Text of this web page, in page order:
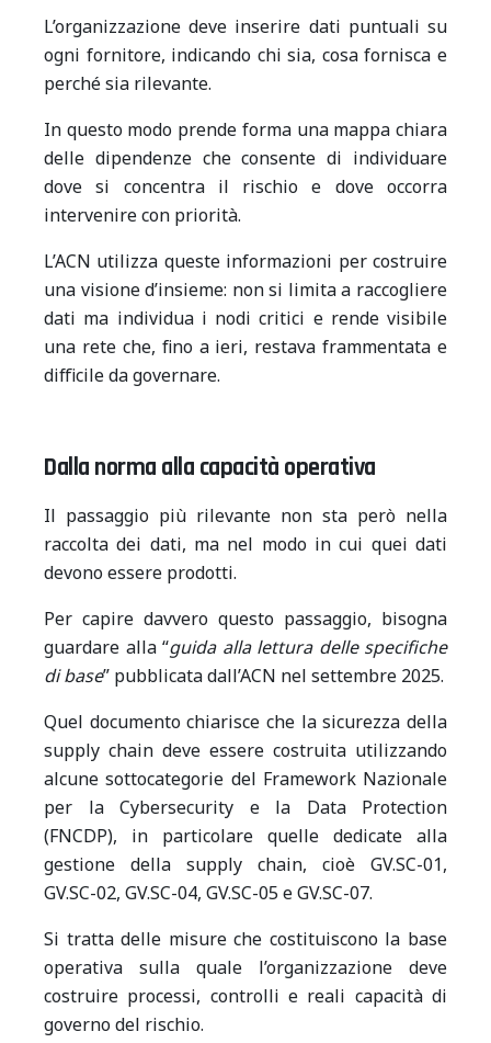
L’organizzazione deve inserire dati puntuali su
ogni fornitore, indicando chi sia, cosa fornisca e
perché sia rilevante.
In questo modo prende forma una mappa chiara
delle dipendenze che consente di individuare
dove si concentra il rischio e dove occorra
intervenire con priorità.
L’ACN utilizza queste informazioni per costruire
una visione d’insieme: non si limita a raccogliere
dati ma individua i nodi critici e rende visibile
una rete che, fino a ieri, restava frammentata e
difficile da governare.
Dalla norma alla capacità operativa
Il passaggio più rilevante non sta però nella
raccolta dei dati, ma nel modo in cui quei dati
devono essere prodotti.
Per capire davvero questo passaggio, bisogna
guardare alla “guida alla lettura delle specifiche
di base” pubblicata dall’ACN nel settembre 2025.
Quel documento chiarisce che la sicurezza della
supply chain deve essere costruita utilizzando
alcune sottocategorie del Framework Nazionale
per la Cybersecurity e la Data Protection
(FNCDP), in particolare quelle dedicate alla
gestione della supply chain, cioè GV.SC-01,
GV.SC-02, GV.SC-04, GV.SC-05 e GV.SC-07.
Si tratta delle misure che costituiscono la base
operativa sulla quale l’organizzazione deve
costruire processi, controlli e reali capacità di
governo del rischio.